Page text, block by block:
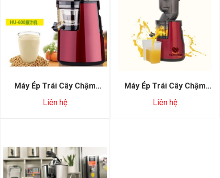
Máy Ép Trái Cây Chậm
Liên hệ
Máy Ép Trái Cây Chậm
Liên hệ